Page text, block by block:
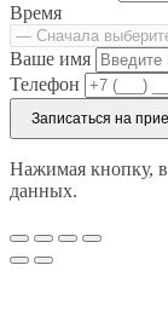
Время
Ваше имя
Телефон
Записаться на
Нажимая кнопку,
данных.